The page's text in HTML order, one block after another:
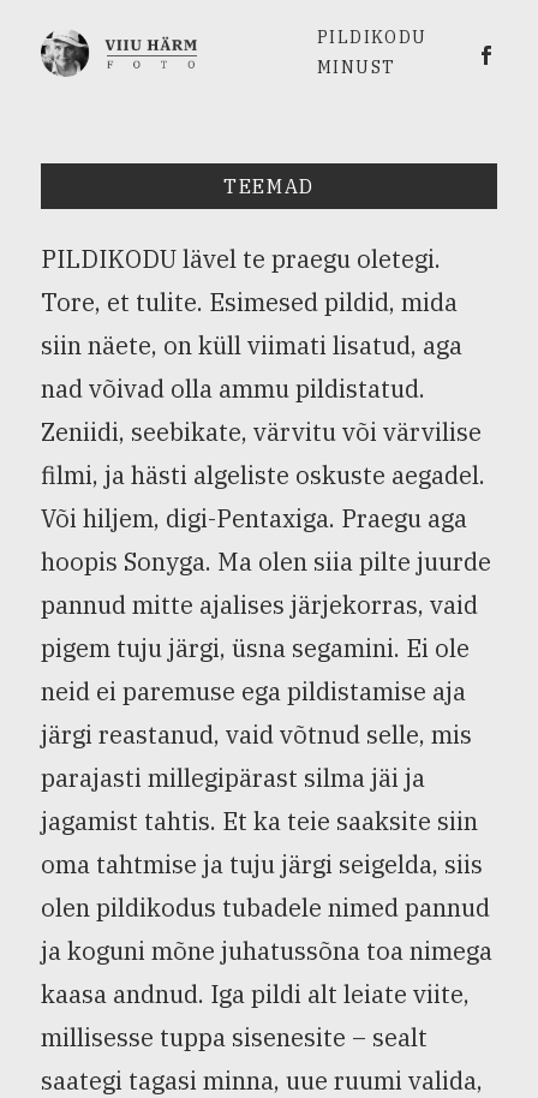
PILDIKODU
MINUST
Viiu
TEEMAD
PILDIKODU lävel te praegu oletegi.
Tore, et tulite. Esimesed pildid, mida
siin näete, on küll viimati lisatud, aga
nad võivad olla ammu pildistatud.
Zeniidi, seebikate, värvitu või värvilise
filmi, ja hästi algeliste oskuste aegadel.
Või hiljem, digi-Pentaxiga. Praegu aga
hoopis Sonyga. Ma olen siia pilte juurde
pannud mitte ajalises järjekorras, vaid
pigem tuju järgi, üsna segamini. Ei ole
neid ei paremuse ega pildistamise aja
järgi reastanud, vaid võtnud selle, mis
parajasti millegipärast silma jäi ja
jagamist tahtis. Et ka teie saaksite siin
oma tahtmise ja tuju järgi seigelda, siis
olen pildikodus tubadele nimed pannud
ja koguni mõne juhatussõna toa nimega
kaasa andnud. Iga pildi alt leiate viite,
millisesse tuppa sisenesite – sealt
saategi tagasi minna, uue ruumi valida,